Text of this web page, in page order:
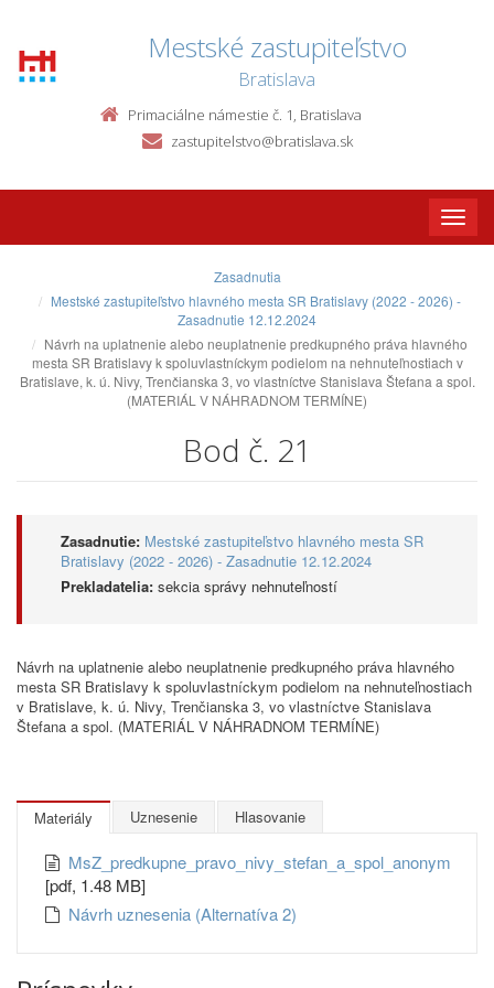
Mestské zastupiteľstvo
Bratislava
Primaciálne námestie č. 1, Bratislava
zastupitelstvo@bratislava.sk
Toggle
Zasadnutia
Mestské zastupiteľstvo hlavného mesta SR Bratislavy (2022 - 2026) -
Zasadnutie 12.12.2024
Návrh na uplatnenie alebo neuplatnenie predkupného práva hlavného
mesta SR Bratislavy k spoluvlastníckym podielom na nehnuteľnostiach v
Bratislave, k. ú. Nivy, Trenčianska 3, vo vlastníctve Stanislava Štefana a spol.
(MATERIÁL V NÁHRADNOM TERMÍNE)
Bod č. 21
Zasadnutie: Mestské zastupiteľstvo hlavného mesta SR
Bratislavy (2022 - 2026) - Zasadnutie 12.12.2024
Prekladatelia: sekcia správy nehnuteľností
Návrh na uplatnenie alebo neuplatnenie predkupného práva hlavného
mesta SR Bratislavy k spoluvlastníckym podielom na nehnuteľnostiach
v Bratislave, k. ú. Nivy, Trenčianska 3, vo vlastníctve Stanislava
Štefana a spol. (MATERIÁL V NÁHRADNOM TERMÍNE)
Materiály Uznesenie Hlasovanie
MsZ_predkupne_pravo_nivy_stefan_a_spol_anonym
[pdf, 1.48 MB]
Návrh uznesenia (Alternatíva 2)